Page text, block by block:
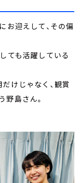
お迎えして、その偏
ても活躍している
けじゃなく、観賞
野島さん。